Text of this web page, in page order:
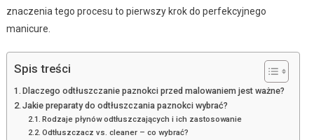
znaczenia tego procesu to pierwszy krok do perfekcyjnego
manicure.
Spis treści
Dlaczego odtłuszczanie paznokci przed malowaniem jest ważne?
Jakie preparaty do odtłuszczania paznokci wybrać?
Rodzaje płynów odtłuszczających i ich zastosowanie
Odtłuszczacz vs. cleaner – co wybrać?